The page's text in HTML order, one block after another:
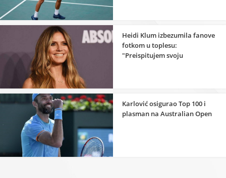
Heidi Klum izbezumila fanove
fotkom u toplesu:
"Preispitujem svoju
Karlović osigurao Top 100 i
plasman na Australian Open